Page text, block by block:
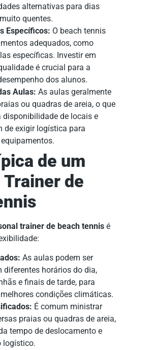
alternativas para dias
quentes.
Específicos: O beach tennis
adequados, como
específicas. Investir em
é crucial para a
dos alunos.
Aulas: As aulas geralmente
ou quadras de areia, o que
disponibilidade de locais e
de exigir logística para
de um
de
trainer de beach tennis é
As aulas podem ser
diferentes horários do dia,
e finais de tarde, para
condições climáticas.
É comum ministrar
praias ou quadras de areia,
tempo de deslocamento e
logístico.